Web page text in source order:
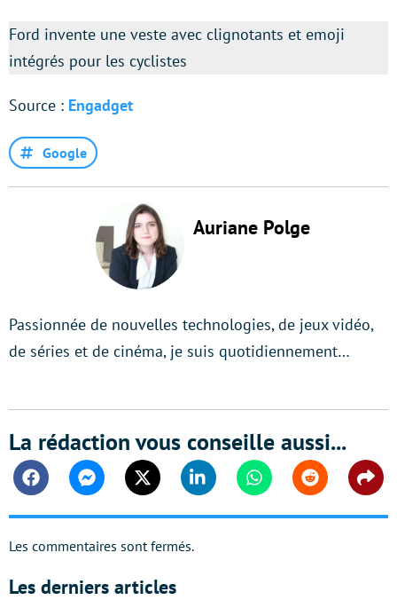
Ford invente une veste avec clignotants et emoji
intégrés pour les cyclistes
Source : Engadget
Google
Auriane Polge
Passionnée de nouvelles technologies, de jeux vidéo,
de séries et de cinéma, je suis quotidiennement…
La rédaction vous conseille aussi...
FacebookMessengerTwitter Linkedin WhatsappReddit
Les commentaires sont fermés.
Les derniers articles